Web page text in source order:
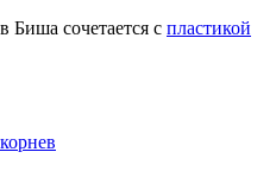
Биша сочетается с пластикой